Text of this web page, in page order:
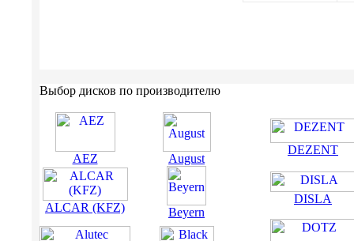
Выбор дисков по производителю
AEZ
ALCAR (KFZ)
August
Beyern
DEZENT
DISLA